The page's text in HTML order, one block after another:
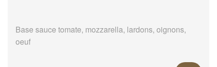
Base sauce tomate, mozzarella, lardons, oignons,
oeuf